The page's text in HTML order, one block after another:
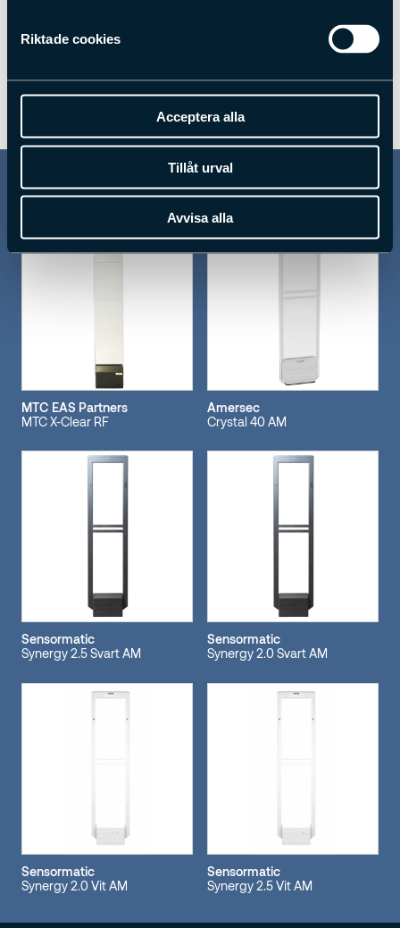
Riktade cookies
Acceptera alla
Tillåt urval
Avvisa alla
Liknande rf
MTC EAS Partners
MTC X-Clear RF
Amersec
Crystal 40 AM
Sensormatic
Synergy 2.5 Svart AM
Sensormatic
Synergy 2.0 Svart AM
Sensormatic
Synergy 2.0 Vit AM
Sensormatic
Synergy 2.5 Vit AM